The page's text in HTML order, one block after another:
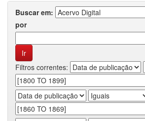
Buscar em:
por
Filtros correntes: